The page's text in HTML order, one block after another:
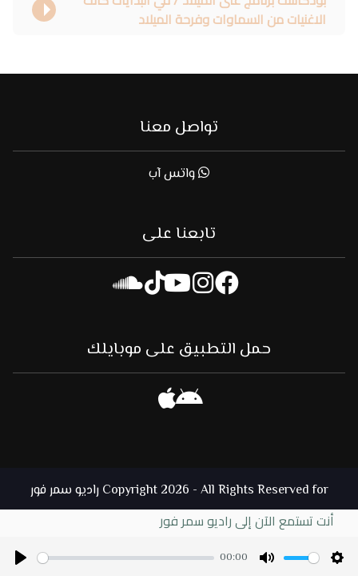
الاغنيات من السماوات وفرحة الميلاد
تواصل معنا
واتس آب
تابعنا على
حمل التطبيق على موبايلك
Copyright 2026 - All Rights Reserved for راديو سمر فور
أنت تستمع الآن إلى راديو سمر فور
00:00